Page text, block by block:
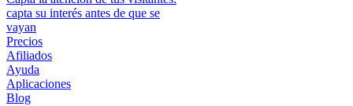
capta su interés antes de que se
vayan
Precios
Afiliados
Ayuda
Aplicaciones
Blog